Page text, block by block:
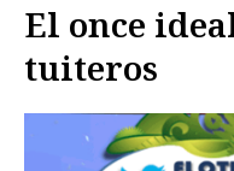
El once
tuiteros